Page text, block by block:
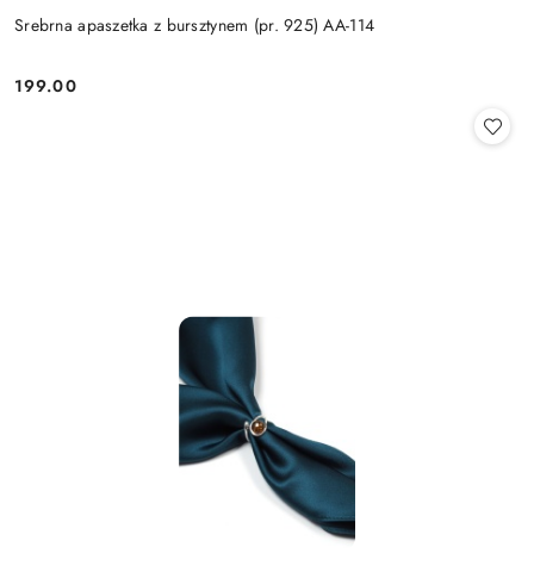
Srebrna apaszetka z bursztynem (pr. 925) AA-114
Cena:
199.00